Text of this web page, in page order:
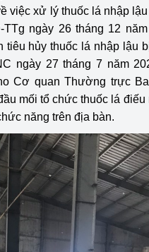
Thị trường Nông Lâm Thủy
nguồn nhân lực
bền vững
kiểm định
Tổ chức kiểm
động thuộc
Tổ chức được
động kiểm
làm việc ở
hiểm khí, bụi
Cơ sở sản
cấu ngành Công Thương
thị trường
năng lượng tiết kiệm và
Hiệu quả
việc xử lý thuốc lá nhập
ngày 26 tháng 12
hủy thuốc lá nhập lậu
ngày 27 tháng 7 năm
Cơ quan Thường trực
mối tổ chức thuốc lá điếu
năng trên địa bàn.